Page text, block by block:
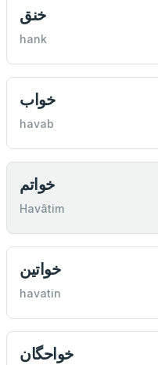
خنق
hank
خواب
havab
خواتم
Havâtim
خواتين
havatin
خواحگان